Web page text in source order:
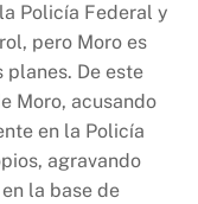
Policía Federal y
pero Moro es
planes. De este
Moro, acusando
en la Policía
agravando
la base de